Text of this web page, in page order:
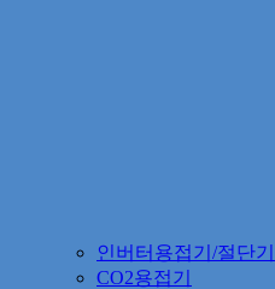
인버터용접기/절단기
CO2용접기